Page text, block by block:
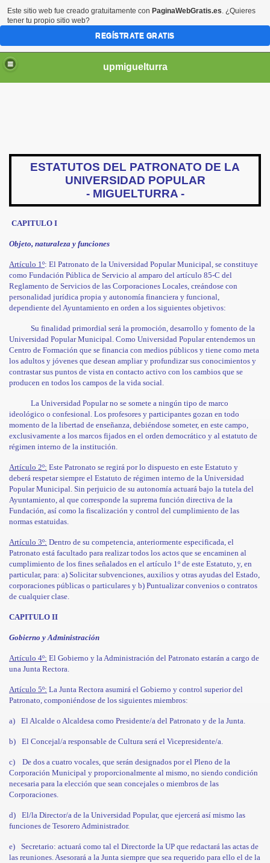
upmiguelturra
ESTATUTOS DEL PATRONATO DE LA
UNIVERSIDAD POPULAR
- MIGUELTURRA -
CAPITULO I
Objeto, naturaleza y funciones
Artículo 1º: El Patronato de la Universidad Popular Municipal, se constituye
como Fundación Pública de Servicio al amparo del artículo 85-C del
Reglamento de Servicios de las Corporaciones Locales, creándose con
personalidad jurídica propia y autonomía financiera y funcional,
dependiente del Ayuntamiento en orden a los siguientes objetivos:
Su finalidad primordial será la promoción, desarrollo y fomento de la
Universidad Popular Municipal. Como Universidad Popular entendemos un
Centro de Formación que se financia con medios públicos y tiene como meta
los adultos y jóvenes que desean ampliar y profundizar sus conocimientos y
contrastar sus puntos de vista en contacto activo con los cambios que se
producen en todos los campos de la vida social.
La Universidad Popular no se somete a ningún tipo de marco
ideológico o confesional. Los profesores y participantes gozan en todo
momento de la libertad de enseñanza, debiéndose someter, en este campo,
exclusivamente a los marcos fijados en el orden democrático y al estatuto de
régimen interno de la institución.
Artículo 2º: Este Patronato se regirá por lo dispuesto en este Estatuto y
deberá respetar siempre el Estatuto de régimen interno de la Universidad
Popular Municipal. Sin perjuicio de su autonomía actuará bajo la tutela del
Ayuntamiento, al que corresponde la suprema función directiva de la
Fundación, así como la fiscalización y control del cumplimiento de las
normas estatuidas.
Artículo 3º: Dentro de su competencia, anteriormente especificada, el
Patronato está facultado para realizar todos los actos que se encaminen al
cumplimiento de los fines señalados en el artículo 1º de este Estatuto, y, en
particular, para: a) Solicitar subvenciones, auxilios y otras ayudas del Estado,
corporaciones públicas o particulares y b) Puntualizar convenios o contratos
de cualquier clase.
CAPITULO II
Gobierno y Administración
Artículo 4º: El Gobierno y la Administración del Patronato estarán a cargo de
una Junta Rectora.
Artículo 5º: La Junta Rectora asumirá el Gobierno y control superior del
Patronato, componiéndose de los siguientes miembros:
a) El Alcalde o Alcaldesa como Presidente/a del Patronato y de la Junta.
b) El Concejal/a responsable de Cultura será el Vicepresidente/a.
c)
De dos a cuatro vocales, que serán designados por el Pleno de la
Corporación Municipal y proporcionalmente al mismo, no siendo condición
necesaria para la elección que sean concejales o miembros de las
Corporaciones.
d)
El/la Director/a de la Universidad Popular, que ejercerá así mismo las
funciones de Tesorero Administrador.
e)
Secretario: actuará como tal el Directorde la UP que redactará las actas de
las reuniones. Asesorará a la Junta siempre que sea requerido para ello el de la
Este sitio web fue creado gratuitamente con PaginaWebGratis.es. ¿Quieres
tener tu propio sitio web?
REGÍSTRATE GRATIS